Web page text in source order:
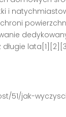
i
długie
51/jak-